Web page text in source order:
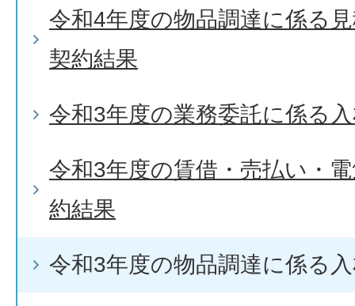
令和4年度の物品調達に係る
契約結果
令和3年度の業務委託に係る
令和3年度の賃借・売払い・
約結果
令和3年度の物品調達に係る